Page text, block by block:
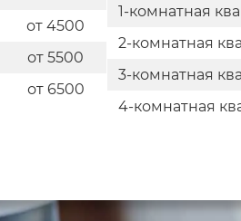
от 4500
от 5500
от 6500
1-комнатная
2-комнатная
3-комнатная
4-комнатная